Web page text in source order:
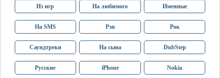
Из игр На любимого Именные
На SMS Рэп Рок
Саундтреки На сына DubStep
Русские iPhone Nokia